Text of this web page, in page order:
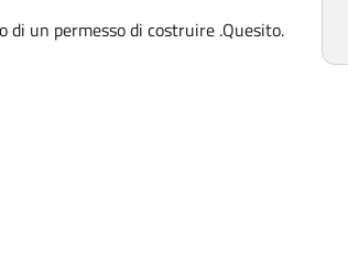
un permesso di costruire .Quesito.